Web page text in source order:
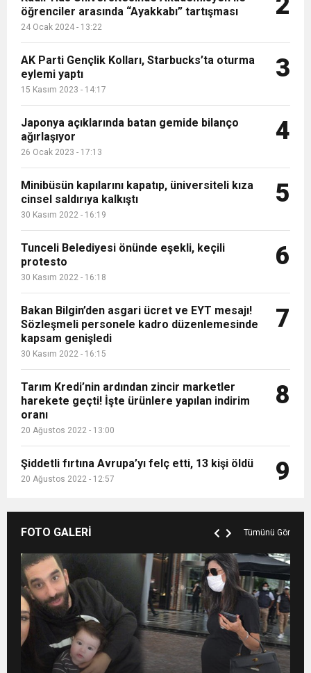
protesto
16:15 Bakan Bilgin’den asgari ücret ve EYT mesajı!
Sözleşmeli personele kadro düzenlemesinde
13:00 Tarım Kredi’nin ardından zincir marketler
oranı
12:54 Gaziantep’te zincirleme kaza! 16 kişi hayatını
kaybetti
19:42 Instagram’da erkeklere tuzak!
öğrenciler arasında “Ayakkabı” tartışması
24 Ocak 2024 - 13:22
AK Parti Gençlik Kolları, Starbucks’ta oturma
eylemi yaptı
15 Kasım 2023 - 14:17
3
Japonya açıklarında batan gemide bilanço
ağırlaşıyor
26 Ocak 2023 - 17:13
4
Minibüsün kapılarını kapatıp, üniversiteli kıza
cinsel saldırıya kalkıştı
30 Kasım 2022 - 16:19
5
Tunceli Belediyesi önünde eşekli, keçili
protesto
30 Kasım 2022 - 16:18
6
Bakan Bilgin’den asgari ücret ve EYT mesajı!
Sözleşmeli personele kadro düzenlemesinde
kapsam genişledi
30 Kasım 2022 - 16:15
7
Tarım Kredi’nin ardından zincir marketler
harekete geçti! İşte ürünlere yapılan indirim
oranı
20 Ağustos 2022 - 13:00
8
Şiddetli fırtına Avrupa’yı felç etti, 13 kişi öldü
20 Ağustos 2022 - 12:57 9
FOTO GALERİ Tümünü Gör